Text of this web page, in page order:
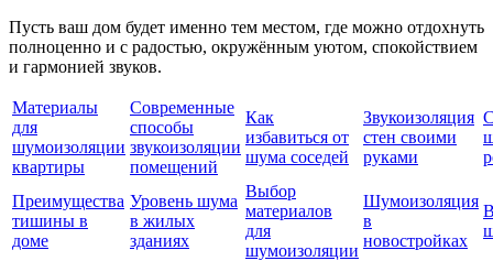
Пусть ваш дом будет именно тем местом, где можно отдохнуть
полноценно и с радостью, окружённым уютом, спокойствием
и гармонией звуков.
Материалы
для
шумоизоляции
квартиры
Современные
способы
звукоизоляции
помещений
Как
избавиться от
шума соседей
Звукоизоляция
стен своими
руками
Преимущества
тишины в
доме
Уровень шума
в жилых
зданиях
Выбор
материалов
для
шумоизоляции
Шумоизоляция
в
новостройках